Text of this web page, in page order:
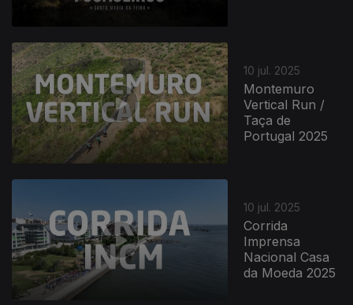
10 jul. 2025
Montemuro
Vertical Run /
Taça de
Portugal 2025
10 jul. 2025
Corrida
Imprensa
Nacional Casa
da Moeda 2025